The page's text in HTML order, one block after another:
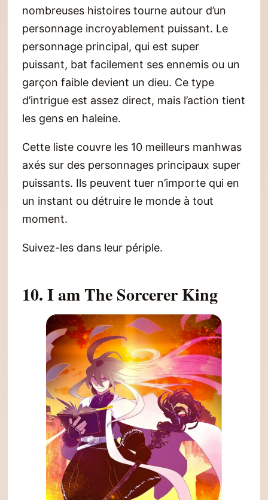
nombreuses histoires tourne autour d’un
personnage incroyablement puissant. Le
personnage principal, qui est super
puissant, bat facilement ses ennemis ou un
garçon faible devient un dieu. Ce type
d’intrigue est assez direct, mais l’action tient
les gens en haleine.
Cette liste couvre les 10 meilleurs manhwas
axés sur des personnages principaux super
puissants. Ils peuvent tuer n’importe qui en
un instant ou détruire le monde à tout
moment.
Suivez-les dans leur périple.
10. I am The Sorcerer King